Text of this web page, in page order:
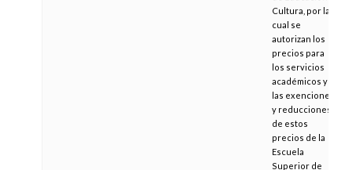
Cultura, por la
cual se
autorizan los
precios para
los servicios
académicos y
las exenciones
y reducciones
de estos
precios de la
Escuela
Superior de